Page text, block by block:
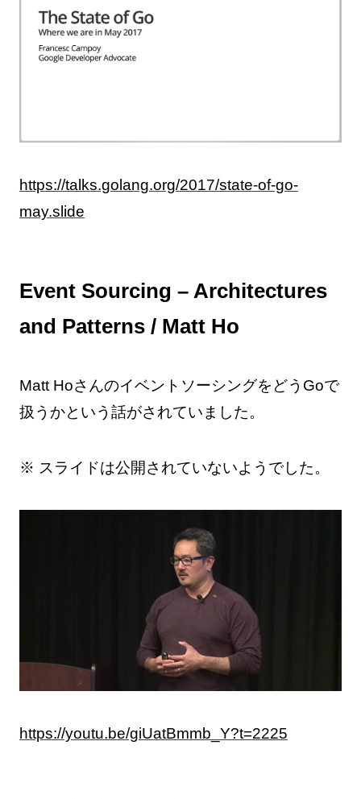
https://talks.golang.org/2017/state-of-go-
may.slide
Event Sourcing – Architectures
and Patterns / Matt Ho
Matt HoさんのイベントソーシングをどうGoで
扱うかという話がされていました。
※ スライドは公開されていないようでした。
https://youtu.be/giUatBmmb_Y?t=2225